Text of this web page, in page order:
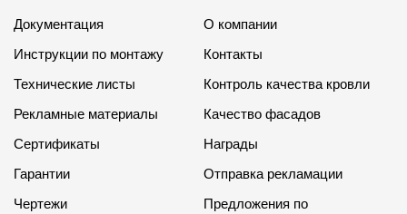
Документация
Инструкции по монтажу
Технические листы
Рекламные материалы
Сертификаты
Гарантии
Чертежи
О компании
Контакты
Контроль качества кровли
Качество фасадов
Награды
Отправка рекламации
Предложения по